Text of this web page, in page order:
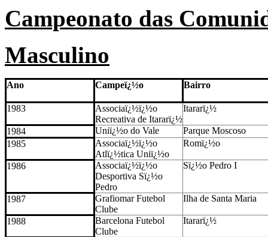
Campeonato das
Masculino
Ano Campeï¿½o Bairro
1983
Associaï¿½ï¿½o
Recreativa de Itararï¿½
Itararï¿½
1984 Uniï¿½o do Vale
Parque Moscoso
1985
Associaï¿½ï¿½o
Atlï¿½tica Uniï¿½o
Romï¿½o
1986
Associaï¿½ï¿½o
Desportiva Sï¿½o
Pedro
Sï¿½o Pedro I
1987
Grafiomar Futebol
Clube
Ilha de Santa Maria
1988
Barcelona Futebol
Clube
Itararï¿½